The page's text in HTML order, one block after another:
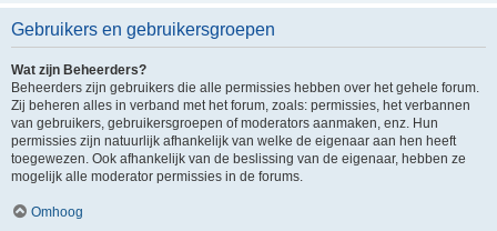
Gebruikers en gebruikersgroepen
Wat zijn Beheerders?
Beheerders zijn gebruikers die alle permissies hebben over het gehele forum.
Zij beheren alles in verband met het forum, zoals: permissies, het verbannen
van gebruikers, gebruikersgroepen of moderators aanmaken, enz. Hun
permissies zijn natuurlijk afhankelijk van welke de eigenaar aan hen heeft
toegewezen. Ook afhankelijk van de beslissing van de eigenaar, hebben ze
mogelijk alle moderator permissies in de forums.
Omhoog